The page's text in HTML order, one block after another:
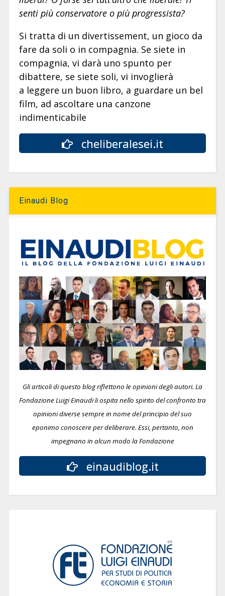
senti più conservatore o più progressista?
Si tratta di un divertissement, un gioco da
fare da soli o in compagnia. Se siete in
compagnia, vi darà uno spunto per
dibattere, se siete soli, vi invoglierà
a leggere un buon libro, a guardare un bel
film, ad ascoltare una canzone
indimenticabile
cheliberalesei.it
Einaudi Blog
Gli articoli di questo blog riflettono le opinioni degli autori. La
Fondazione Luigi Einaudi li ospita nello spirito del confronto tra
opinioni diverse sempre in nome del principio del suo
eponimo conoscere per deliberare. Essi, pertanto, non
impegnano in alcun modo la Fondazione
einaudiblog.it